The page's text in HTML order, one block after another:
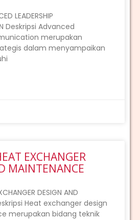
LEADERSHIP
Deskripsi Advanced
merupakan
dalam menyampaikan
EXCHANGER
MAINTENANCE
DESIGN AND
Heat exchanger design
merupakan bidang teknik